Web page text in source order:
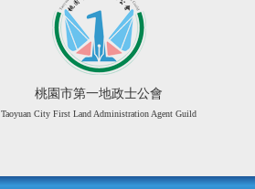
桃園市第一地政士公會
Taoyuan City First Land Administration Agent Guild